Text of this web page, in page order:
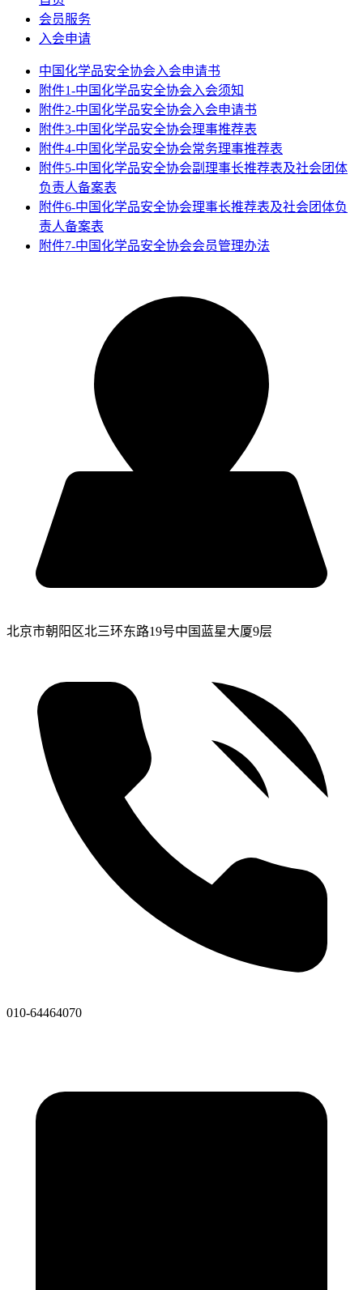
会员服务
入会申请
中国化学品安全协会入会申请书
附件1-中国化学品安全协会入会须知
附件2-中国化学品安全协会入会申请书
附件3-中国化学品安全协会理事推荐表
附件4-中国化学品安全协会常务理事推荐表
附件5-中国化学品安全协会副理事长推荐表及社会团体
负责人备案表
附件6-中国化学品安全协会理事长推荐表及社会团体负
责人备案表
附件7-中国化学品安全协会会员管理办法
北京市朝阳区北三环东路19号中国蓝星大厦9层
010-64464070